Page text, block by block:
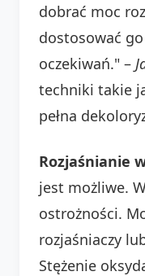
dobrać moc
dostosować
oczekiwań." –
techniki takie
pełna
Rozjaśnianie
jest możliwe.
ostrożności.
rozjaśniaczy
Stężenie